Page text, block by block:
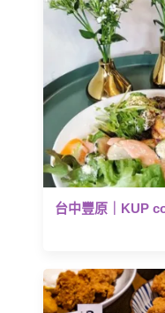
台中豐原｜KUP